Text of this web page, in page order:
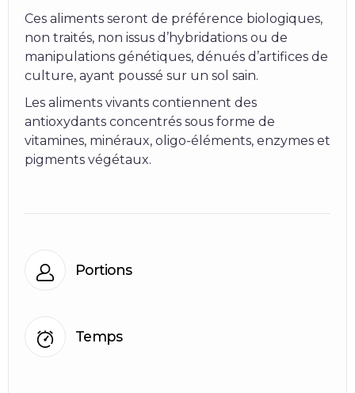
Ces aliments seront de préférence biologiques,
non traités, non issus d’hybridations ou de
manipulations génétiques, dénués d’artifices de
culture, ayant poussé sur un sol sain.
Les aliments vivants contiennent des
antioxydants concentrés sous forme de
vitamines, minéraux, oligo-éléments, enzymes et
pigments végétaux.
Portions
Temps